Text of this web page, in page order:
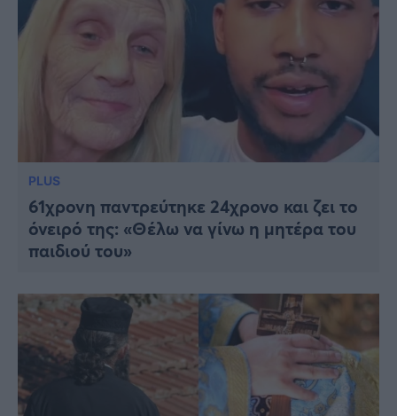
PLUS
61χρονη παντρεύτηκε 24χρονο και ζει το
όνειρό της: «Θέλω να γίνω η μητέρα του
παιδιού του»